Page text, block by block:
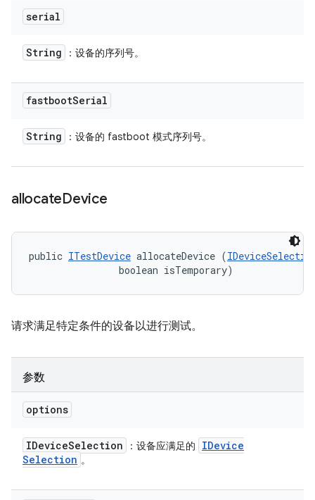
serial
String ：设备的序列号。
fastbootSerial
String ：设备的 fastboot 模式序列号。
allocateDevice
public ITestDevice allocateDevice (
                boolean isTemporary)
请求满足特定条件的设备以进行测试。
参数
options
IDeviceSelection ：设备应满足的
IDevice
Selection 。